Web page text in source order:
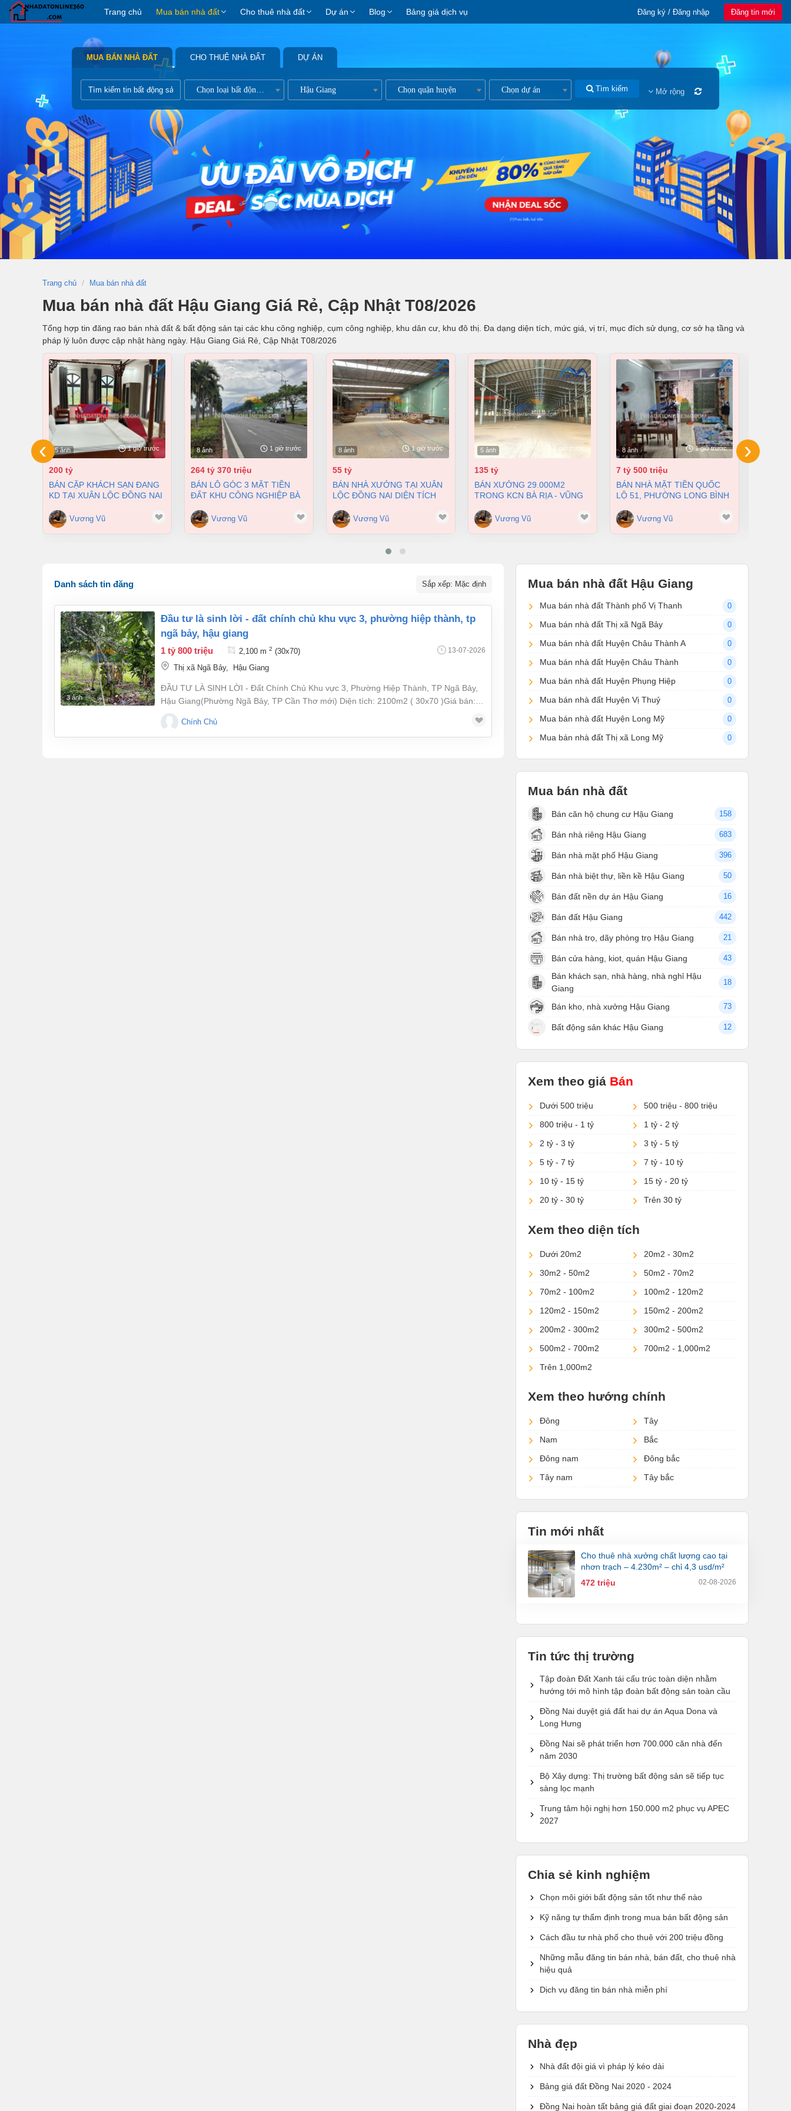
Trang chủ Mua bán nhà đất Cho thuê nhà đất Dự án Blog Bảng giá dịch vụ Đăng ký / Đăng nhập Đăng tin mới
MUA BÁN NHÀ ĐẤT CHO THUÊ NHÀ ĐẤT DỰ ÁN
Chọn loại bất động sản Hậu Giang Chọn quận huyện Chọn dự án Tìm kiếm Mở rộng
Trang chủ Mua bán nhà đất
Mua bán nhà đất Hậu Giang Giá Rẻ, Cập Nhật T08/2026
Tổng hợp tin đăng rao bán nhà đất & bất động sản tại các khu công nghiệp, cụm công nghiệp, khu dân cư, khu đô thị. Đa dạng diện tích, mức giá, vị trí, mục đích sử dụng, cơ sở hạ tầng và
pháp lý luôn được cập nhật hàng ngày. Hậu Giang Giá Rẻ, Cập Nhật T08/2026
5 ảnh 1 giờ trước
200 tỷ
BÁN CẶP KHÁCH SẠN ĐANG
KD TẠI XUÂN LỘC ĐỒNG NAI
Vương Vũ
8 ảnh 1 giờ trước
264 tỷ 370 triệu
BÁN LÔ GÓC 3 MẶT TIỀN
ĐẤT KHU CÔNG NGHIỆP BÀ
GIÁ CHỈ 100 ĐÔ/M2
Vương Vũ
8 ảnh 1 giờ trước
55 tỷ
BÁN NHÀ XƯỞNG TẠI XUÂN
LỘC ĐỒNG NAI DIỆN TÍCH
Vương Vũ
5 ảnh 1 giờ trước
135 tỷ
BÁN XƯỞNG 29.000M2
TRONG KCN BÀ RỊA - VŨNG
Vương Vũ
8 ảnh 1 giờ trước
7 tỷ 500 triệu
BÁN NHÀ MẶT TIỀN QUỐC
LỘ 51, PHƯỜNG LONG BÌNH
7,5 TỶVương Vũ
‹ ›
Danh sách tin đăng Sắp xếp: Mặc định
3 ảnh
đầu tư là sinh lời - đất chính chủ khu vực 3, phường hiệp thành, tp
ngã bảy, hậu giang
1 tỷ 800 triệu 2,100 m 2 (30x70) 13-07-2026
Thị xã Ngã Bảy, Hậu Giang
ĐẦU TƯ LÀ SINH LỜI - Đất Chính Chủ Khu vực 3, Phường Hiệp Thành, TP Ngã Bảy,
Hậu Giang(Phường Ngã Bảy, TP Cần Thơ mới) Diện tích: 2100m2 ( 30x70 )Giá bán:
1,8 tỷLiên hệ SĐT: 0902856613 Chính chủ ***CHI TIẾT:- Cần bán gấp đất trồng cây
diện tích 2100m2- Khu vực đông dân cư, điện nước có sẵn- Pháp lý đầy đủ, minh
bạch, thủ tục sang tên nhanh Tiếp khách thiện chí - Liên hệ SĐT: 0902856613 Chính
Chính Chủ
Mua bán nhà đất Hậu Giang
Mua bán nhà đất Thành phố Vị Thanh 0
Mua bán nhà đất Thị xã Ngã Bảy 0
Mua bán nhà đất Huyện Châu Thành A 0
Mua bán nhà đất Huyện Châu Thành 0
Mua bán nhà đất Huyện Phụng Hiệp 0
Mua bán nhà đất Huyện Vị Thuỷ 0
Mua bán nhà đất Huyện Long Mỹ 0
Mua bán nhà đất Thị xã Long Mỹ 0
Mua bán nhà đất
Bán căn hộ chung cư Hậu Giang 158
Bán nhà riêng Hậu Giang 683
Bán nhà mặt phố Hậu Giang 396
Bán nhà biệt thự, liền kề Hậu Giang 50
Bán đất nền dự án Hậu Giang 16
Bán đất Hậu Giang 442
Bán nhà trọ, dãy phòng trọ Hậu Giang 21
Bán cửa hàng, kiot, quán Hậu Giang 43
Bán khách sạn, nhà hàng, nhà nghỉ Hậu
Giang
18
Bán kho, nhà xưởng Hậu Giang 73
Bất động sản khác Hậu Giang 12
Xem theo giá Bán
Dưới 500 triệu
500 triệu - 800 triệu
800 triệu - 1 tỷ
1 tỷ - 2 tỷ
2 tỷ - 3 tỷ
3 tỷ - 5 tỷ
5 tỷ - 7 tỷ
7 tỷ - 10 tỷ
10 tỷ - 15 tỷ
15 tỷ - 20 tỷ
20 tỷ - 30 tỷ
Trên 30 tỷ
Xem theo diện tích
Dưới 20m2
20m2 - 30m2
30m2 - 50m2
50m2 - 70m2
70m2 - 100m2
100m2 - 120m2
120m2 - 150m2
150m2 - 200m2
200m2 - 300m2
300m2 - 500m2
500m2 - 700m2
700m2 - 1,000m2
Trên 1,000m2
Xem theo hướng chính
Đông
Tây
Nam
Bắc
Đông nam
Đông bắc
Tây nam
Tây bắc
Tin mới nhất
cho thuê nhà xưởng chất lượng cao tại
nhơn trạch – 4.230m² – chỉ 4,3 usd/m²
472 triệu
02-08-2026
Tin tức thị trường
Tập đoàn Đất Xanh tái cấu trúc toàn diện nhằm
hướng tới mô hình tập đoàn bất động sản toàn cầu
Đồng Nai duyệt giá đất hai dự án Aqua Dona và
Long Hưng
Đồng Nai sẽ phát triển hơn 700.000 căn nhà đến
năm 2030
Bộ Xây dựng: Thị trường bất động sản sẽ tiếp tục
sàng lọc mạnh
Trung tâm hội nghị hơn 150.000 m2 phục vụ APEC
2027
Chia sẻ kinh nghiệm
Chọn môi giới bất động sản tốt như thế nào
Kỹ năng tự thẩm định trong mua bán bất động sản
Cách đầu tư nhà phố cho thuê với 200 triệu đồng
Những mẫu đăng tin bán nhà, bán đất, cho thuê nhà
hiệu quả
Dịch vụ đăng tin bán nhà miễn phí
Nhà đẹp
Nhà đất đội giá vì pháp lý kéo dài
Bảng giá đất Đồng Nai 2020 - 2024
Đồng Nai hoàn tất bảng giá đất giai đoạn 2020-2024